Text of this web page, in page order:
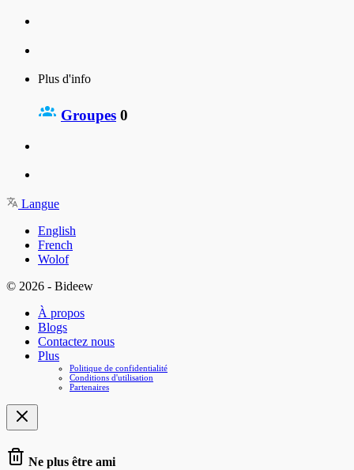
Plus d'info
Groupes 0
Langue
English
French
Wolof
© 2026 - Bideew
À propos
Blogs
Contactez nous
Plus
Politique de confidentialité
Conditions d'utilisation
Partenaires
Ne plus être ami